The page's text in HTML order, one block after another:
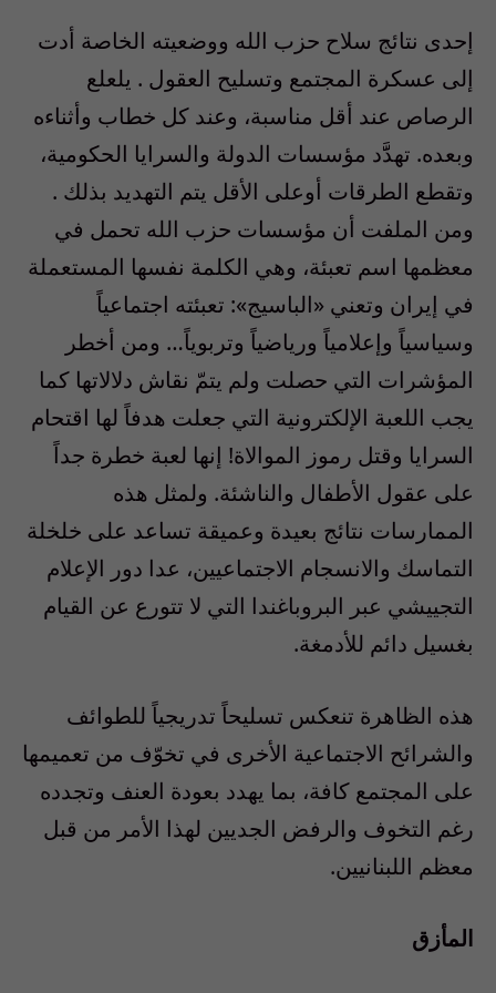
إحدى نتائج سلاح حزب الله ووضعيته الخاصة أدت
إلى عسكرة المجتمع وتسليح العقول . يلعلع
الرصاص عند أقل مناسبة، وعند كل خطاب وأثناءه
وبعده. تهدََّد مؤسسات الدولة والسرايا الحكومية،
وتقطع الطرقات أوعلى الأقل يتم التهديد بذلك .
ومن الملفت أن مؤسسات حزب الله تحمل في
معظمها اسم تعبئة، وهي الكلمة نفسها المستعملة
في إيران وتعني «الباسيج»: تعبئته اجتماعياً
وسياسياً وإعلامياً ورياضياً وتربوياً… ومن أخطر
المؤشرات التي حصلت ولم يتمّ نقاش دلالاتها كما
يجب اللعبة الإلكترونية التي جعلت هدفاً لها اقتحام
السرايا وقتل رموز الموالاة! إنها لعبة خطرة جداً
على عقول الأطفال والناشئة. ولمثل هذه
الممارسات نتائج بعيدة وعميقة تساعد على خلخلة
التماسك والانسجام الاجتماعيين، عدا دور الإعلام
التجييشي عبر البروباغندا التي لا تتورع عن القيام
بغسيل دائم للأدمغة.
هذه الظاهرة تنعكس تسليحاً تدريجياً للطوائف
والشرائح الاجتماعية الأخرى في تخوّف من تعميمها
على المجتمع كافة، بما يهدد بعودة العنف وتجدده
رغم التخوف والرفض الجديين لهذا الأمر من قبل
معظم اللبنانيين.
المأزق